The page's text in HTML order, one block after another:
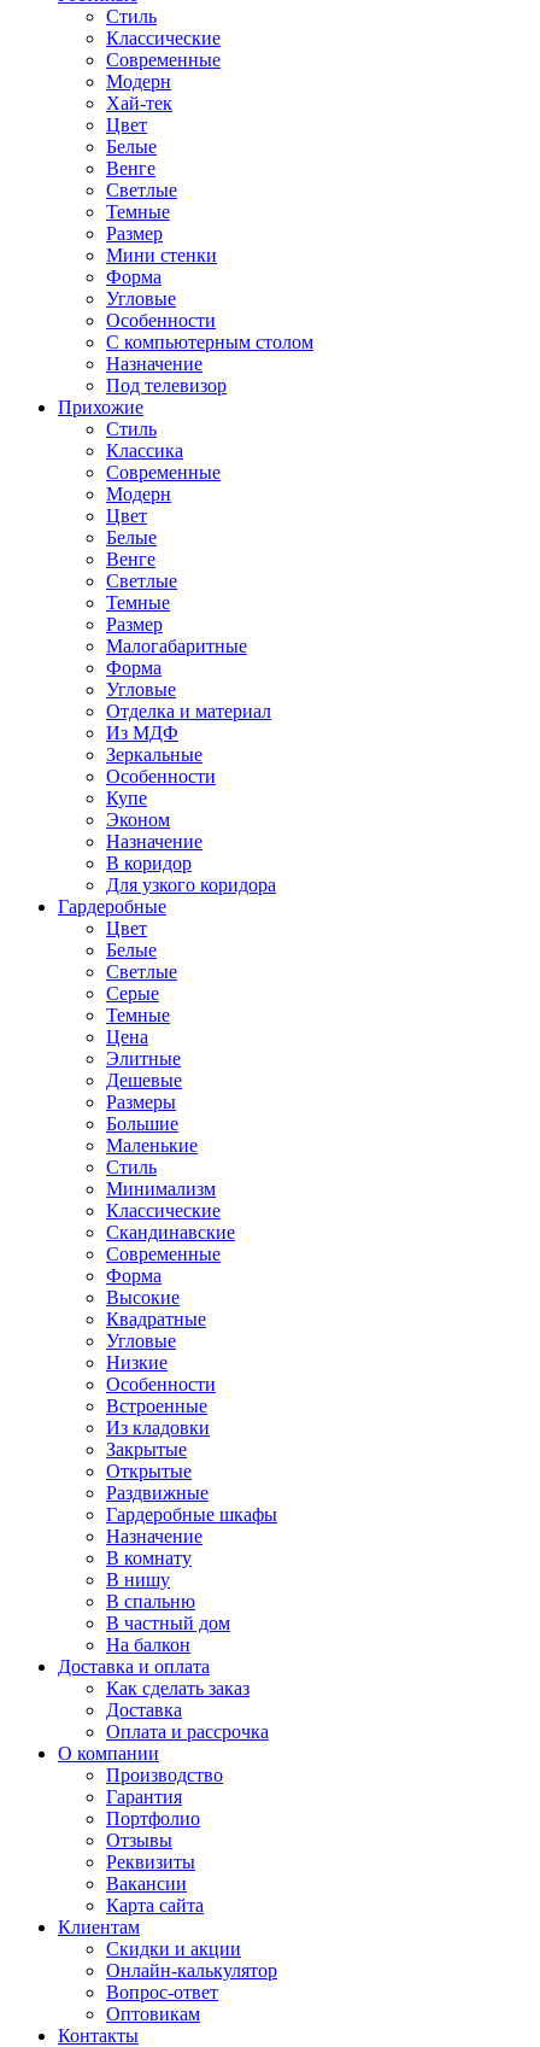
Стиль
Классические
Современные
Модерн
Хай-тек
Цвет
Белые
Венге
Светлые
Темные
Размер
Мини стенки
Форма
Угловые
Особенности
С компьютерным столом
Назначение
Под телевизор
Прихожие
Стиль
Классика
Современные
Модерн
Цвет
Белые
Венге
Светлые
Темные
Размер
Малогабаритные
Форма
Угловые
Отделка и материал
Из МДФ
Зеркальные
Особенности
Купе
Эконом
Назначение
В коридор
Для узкого коридора
Гардеробные
Цвет
Белые
Светлые
Серые
Темные
Цена
Элитные
Дешевые
Размеры
Большие
Маленькие
Стиль
Минимализм
Классические
Скандинавские
Современные
Форма
Высокие
Квадратные
Угловые
Низкие
Особенности
Встроенные
Из кладовки
Закрытые
Открытые
Раздвижные
Гардеробные шкафы
Назначение
В комнату
В нишу
В спальню
В частный дом
На балкон
Доставка и оплата
Как сделать заказ
Доставка
Оплата и рассрочка
О компании
Производство
Гарантия
Портфолио
Отзывы
Реквизиты
Вакансии
Карта сайта
Клиентам
Скидки и акции
Онлайн-калькулятор
Вопрос-ответ
Оптовикам
Контакты